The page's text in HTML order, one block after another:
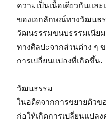
ความเป็นเนื้อเดียวกันแล
ของเอกลักษณ์ทางวัฒนธ
วัฒนธรรมขนบธรรมเนีย
ทางศิลปะจากส่วนต่าง ๆ
การเปลี่ยนแปลงที่เกิดขึ้น.
วัฒนธรรม
ในอดีตจากการขยายตัว
ก่อให้เกิดการเปลี่ยนแปล